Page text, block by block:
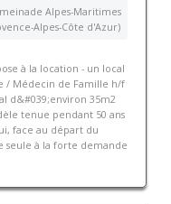
Alpes-Maritimes
Alpes-Côte d'Azur)
à la location - un local
/ Médecin de Famille h/f
d&#039;environ 35m2
tenue pendant 50 ans
face au départ du
seule à la forte demande